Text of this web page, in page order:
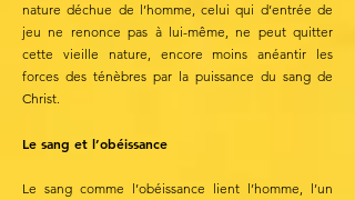
nature déchue de l’homme, celui qui d’entrée de
jeu ne renonce pas à lui-même, ne peut quitter
cette vieille nature, encore moins anéantir les
forces des ténèbres par la puissance du sang de
Christ.
Le sang et l’obéissance
Le sang comme l’obéissance lient l’homme, l’un